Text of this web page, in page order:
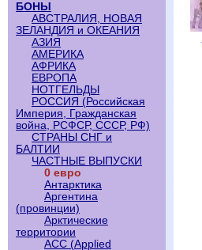
БОНЫ
АВСТРАЛИЯ, НОВАЯ
ЗЕЛАНДИЯ и ОКЕАНИЯ
АЗИЯ
АМЕРИКА
АФРИКА
ЕВРОПА
НОТГЕЛЬДЫ
РОССИЯ (Российская
Империя, Гражданская
война, РСФСР, СССР, РФ)
СТРАНЫ СНГ и
БАЛТИИ
ЧАСТНЫЕ ВЫПУСКИ
0 евро
Антарктика
Аргентина
(провинции)
Арктические
территории
АСС (Applied